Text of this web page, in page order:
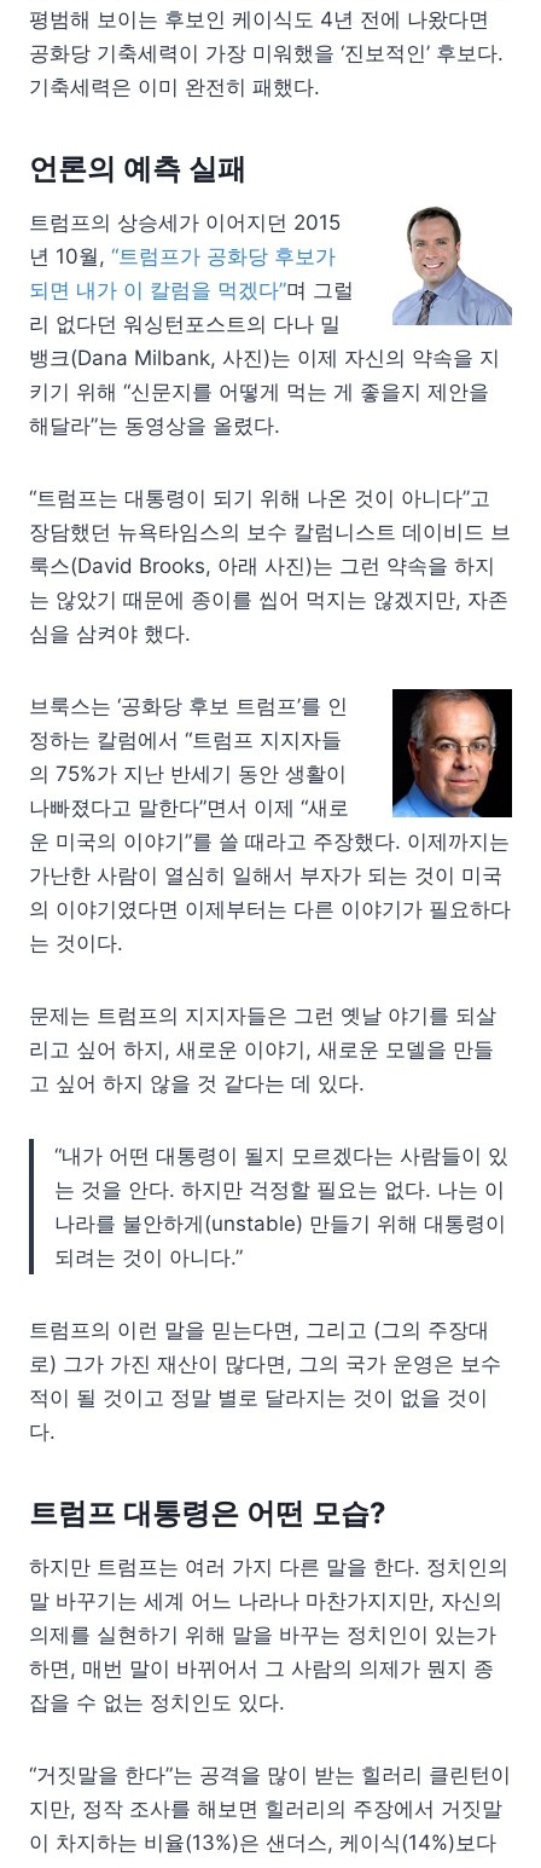
평범해 보이는 후보인 케이식도 4년 전에 나왔다면
공화당 기축세력이 가장 미워했을 ‘진보적인’ 후보다.
기축세력은 이미 완전히 패했다.
언론의 예측 실패
트럼프의 상승세가 이어지던 2015
년 10월, “트럼프가 공화당 후보가
되면 내가 이 칼럼을 먹겠다”며 그럴
리 없다던 워싱턴포스트의 다나 밀
뱅크(Dana Milbank, 사진)는 이제 자신의 약속을 지
키기 위해 “신문지를 어떻게 먹는 게 좋을지 제안을
해달라”는 동영상을 올렸다.
“트럼프는 대통령이 되기 위해 나온 것이 아니다”고
장담했던 뉴욕타임스의 보수 칼럼니스트 데이비드 브
룩스(David Brooks, 아래 사진)는 그런 약속을 하지
는 않았기 때문에 종이를 씹어 먹지는 않겠지만, 자존
심을 삼켜야 했다.
브룩스는 ‘공화당 후보 트럼프’를 인
정하는 칼럼에서 “트럼프 지지자들
의 75%가 지난 반세기 동안 생활이
나빠졌다고 말한다”면서 이제 “새로
운 미국의 이야기”를 쓸 때라고 주장했다. 이제까지는
가난한 사람이 열심히 일해서 부자가 되는 것이 미국
의 이야기였다면 이제부터는 다른 이야기가 필요하다
는 것이다.
문제는 트럼프의 지지자들은 그런 옛날 야기를 되살
리고 싶어 하지, 새로운 이야기, 새로운 모델을 만들
고 싶어 하지 않을 것 같다는 데 있다.
“내가 어떤 대통령이 될지 모르겠다는 사람들이 있
는 것을 안다. 하지만 걱정할 필요는 없다. 나는 이
나라를 불안하게(unstable) 만들기 위해 대통령이
되려는 것이 아니다.”
트럼프의 이런 말을 믿는다면, 그리고 (그의 주장대
로) 그가 가진 재산이 많다면, 그의 국가 운영은 보수
적이 될 것이고 정말 별로 달라지는 것이 없을 것이
다.
트럼프 대통령은 어떤 모습?
하지만 트럼프는 여러 가지 다른 말을 한다. 정치인의
말 바꾸기는 세계 어느 나라나 마찬가지지만, 자신의
의제를 실현하기 위해 말을 바꾸는 정치인이 있는가
하면, 매번 말이 바뀌어서 그 사람의 의제가 뭔지 종
잡을 수 없는 정치인도 있다.
“거짓말을 한다”는 공격을 많이 받는 힐러리 클린턴이
지만, 정작 조사를 해보면 힐러리의 주장에서 거짓말
이 차지하는 비율(13%)은 샌더스, 케이식(14%)보다